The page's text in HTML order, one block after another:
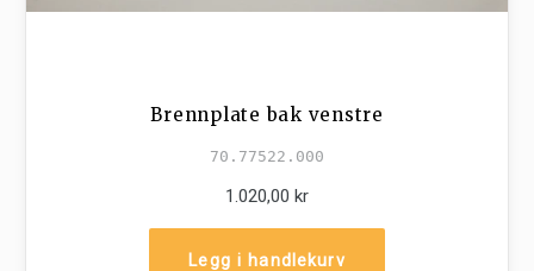
Brennplate bak venstre
70.77522.000
1.020,00 kr
Legg i handlekurv